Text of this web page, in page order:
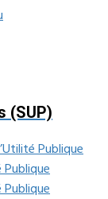
(SUP)
Publique
Publique
Publique